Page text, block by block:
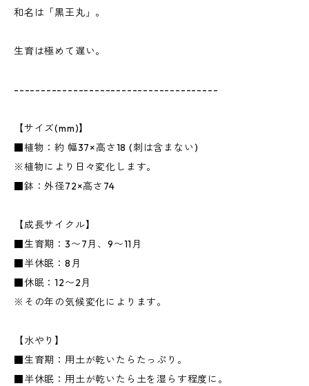
和名は「黒王丸」。
生育は極めて遅い。
--------------------------------------
【サイズ(mm)】
■植物：約 幅37×高さ18 (刺は含まない)
※植物により日々変化します。
■鉢：外径72×高さ74
【成長サイクル】
■生育期：3〜7月、9〜11月
■半休眠：8月
■休眠：12〜2月
※その年の気候変化によります。
【水やり】
■生育期：用土が乾いたらたっぷり。
■半休眠：用土が乾いたら土を湿らす程度に。